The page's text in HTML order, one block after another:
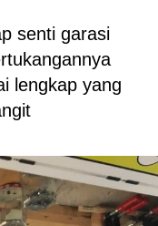
senti garasi
lengkap yang